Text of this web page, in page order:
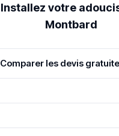
Installez votre
Montbard
Comparer les devis